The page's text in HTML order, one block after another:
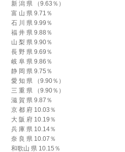
新 潟 県 （9.63％）
富 山 県 9.71％
石 川 県 9.99％
福 井 県 9.88％
山 梨 県 9.90％
長 野 県 9.69％
岐 阜 県 9.86％
静 岡 県 9.75％
愛 知 県 （9.90％）
三 重 県 （9.90％）
滋 賀 県 9.87％
京 都 府 10.03％
大 阪 府 10.19％
兵 庫 県 10.14％
奈 良 県 10.07％
和歌山 県 10.15％